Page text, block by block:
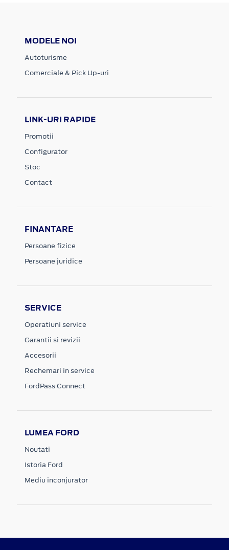
MODELE NOI
Autoturisme
Comerciale & Pick Up-uri
LINK-URI RAPIDE
Promotii
Configurator
Stoc
Contact
FINANTARE
Persoane fizice
Persoane juridice
SERVICE
Operatiuni service
Garantii si revizii
Accesorii
Rechemari in service
FordPass Connect
LUMEA FORD
Noutati
Istoria Ford
Mediu inconjurator